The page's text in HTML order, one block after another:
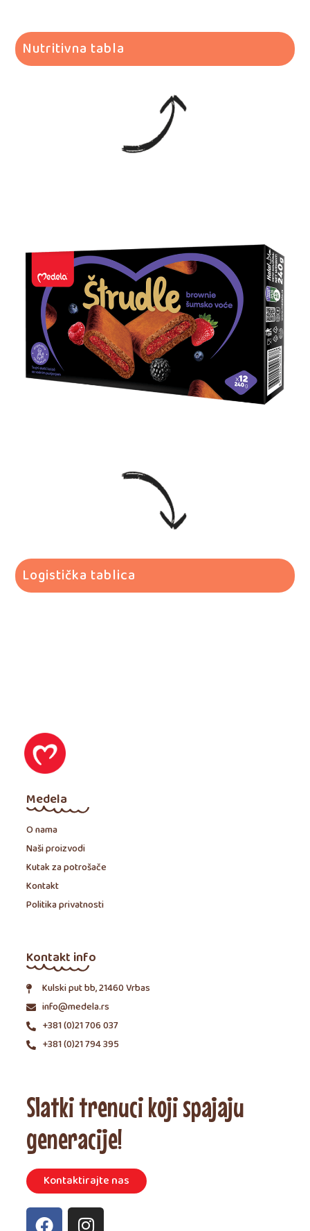
Nutritivna tabla
Logistička tablica
Medela
O nama
Naši proizvodi
Kutak za potrošače
Kontakt
Politika privatnosti
Kontakt info
Kulski put bb, 21460 Vrbas
info@medela.rs
+381 (0)21 706 037
+381 (0)21 794 395
Slatki trenuci koji spajaju
generacije!
Kontaktirajte nas